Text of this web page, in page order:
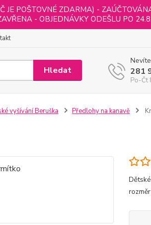
POŠTOVNÉ ZDARMA) -
- OBJEDNÁVKY ODEŠLU PO
Hledat 281
Po-Čt
vyšívání Beruška Předlohy na kanavě